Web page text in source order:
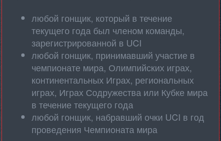
любой гонщик, который в течение
текущего года был членом команды,
зарегистрированной в UCI
любой гонщик, принимавший участие в
чемпионате мира, Олимпийских играх,
континентальных Играх, региональных
играх, Играх Содружества или Кубке мира
в течение текущего года
любой гонщик, набравший очки UCI в год
проведения Чемпионата мира